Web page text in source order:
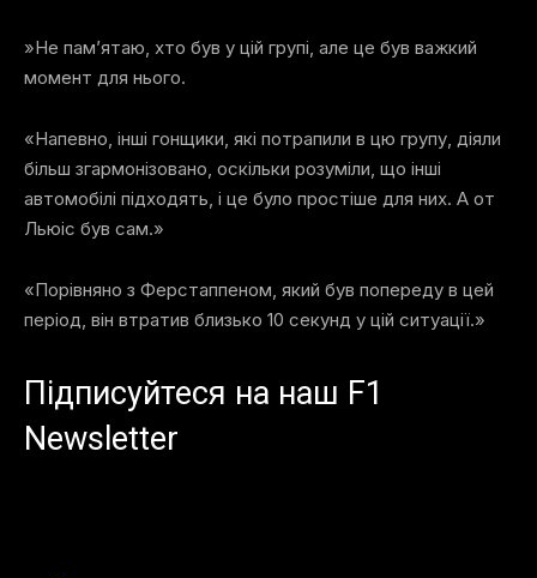
»Не пам’ятаю, хто був у цій групі, але це був важкий
момент для нього.
«Напевно, інші гонщики, які потрапили в цю групу, діяли
більш згармонізовано, оскільки розуміли, що інші
автомобілі підходять, і це було простіше для них. А от
Льюіс був сам.»
«Порівняно з Ферстаппеном, який був попереду в цей
період, він втратив близько 10 секунд у цій ситуації.»
Підписуйтеся на наш F1
Newsletter